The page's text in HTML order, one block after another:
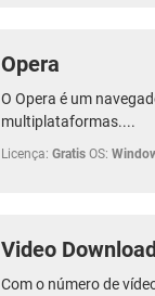
Opera
O Opera é um
multiplataformas....
Licença: Gratis OS:
Video
Com o número de